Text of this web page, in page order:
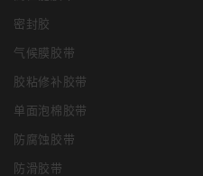
密封胶
气候膜胶带
胶粘修补胶带
单面泡棉胶带
防腐蚀胶带
防滑胶带